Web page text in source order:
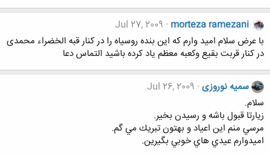
morteza ramezani
Jul 27, 2009
با عرض سلام امید وارم که این بنده روسیاه را در کنار قبه الخضراء محمدی
در کنار قربت بقیع وکعبه معظم یاد کرده باشید التماس دعا
سمیه نوروزی Jul 26, 2009
سلام.
زيارتا قبول باشه و رسيدن بخير.
مرسي منم اين اعياد و بهتون تبريك مي گم.
اميدوارم عيدي هاي خوبي بگيرين.